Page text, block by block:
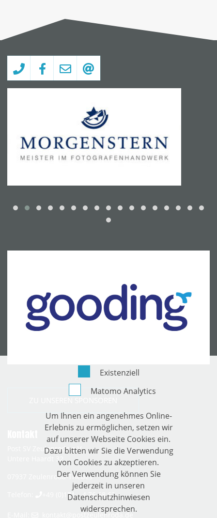
Post SV Zeulenroda e.V.
Zeulenroda-Triebes
+49 (0)171 – 4 76 68 62
kontakt­@­postzeulenroda­.­de
Existenziell
Matomo Analytics
Um Ihnen ein angenehmes Online-
Erlebnis zu ermöglichen, setzen wir
auf unserer Webseite Cookies ein.
Dazu bitten wir Sie die Verwendung
von Cookies zu akzeptieren.
Der Verwendung können Sie
jederzeit in unseren
Datenschutzhinwiesen
widersprechen.